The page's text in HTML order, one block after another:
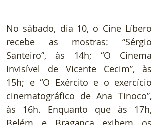
No sábado, dia 10, o Cine Líbero
recebe as mostras: “Sérgio
Santeiro”, às 14h; “O Cinema
Invisível de Vicente Cecim”, às
15h; e “O Exército e o exercício
cinematográfico de Ana Tinoco”,
às 16h. Enquanto que às 17h,